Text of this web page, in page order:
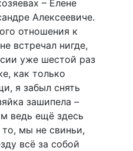
– Елене
Алексеевиче.
отношения к
встречал нигде,
уже шестой раз
как только
я забыл снять
зашипела –
ведь ещё здесь
мы не свиньи,
всё за собой